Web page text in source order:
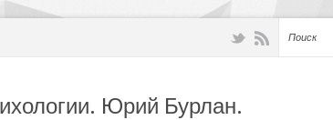
Юрий Бурлан.